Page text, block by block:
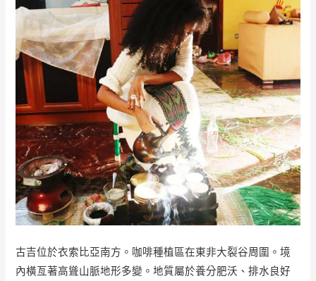
古吉位於衣索比亞南方。咖啡種植區在東非大裂谷周圍。境
內橫亙著高聳山脈地形多變。地質屬於養分肥沃、排水良好